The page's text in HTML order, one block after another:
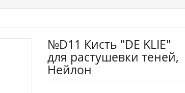
№D11 Кисть "DE KLIE"
для растушевки теней,
Нейлон